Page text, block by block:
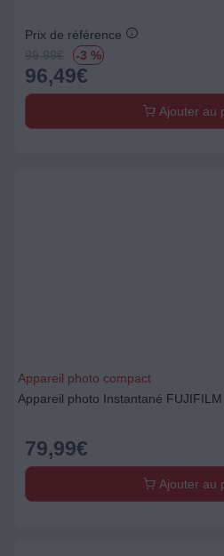
Prix de référence
99.99€ -3 %
96,49€
Ajouter au
Appareil photo compact
Appareil photo Instantané
79,99€
Ajouter au